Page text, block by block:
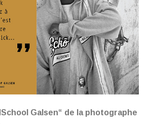
Galsen“ de la photographe